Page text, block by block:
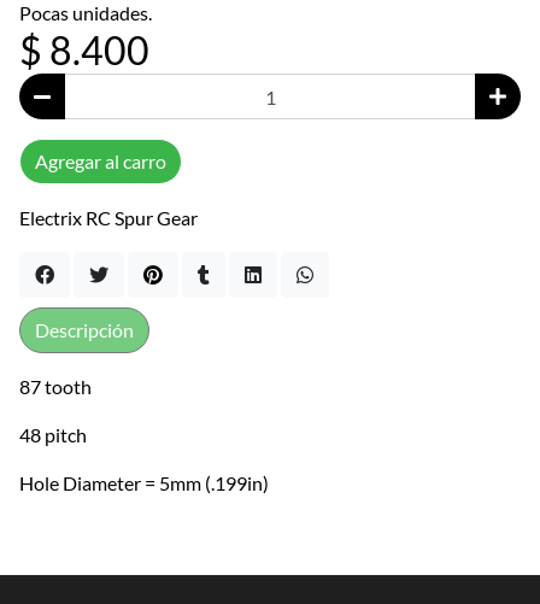
Pocas unidades.
$ 8.400
Agregar al carro
Electrix RC Spur Gear
87 tooth
48 pitch
Hole Diameter = 5mm (.199in)
Descripción